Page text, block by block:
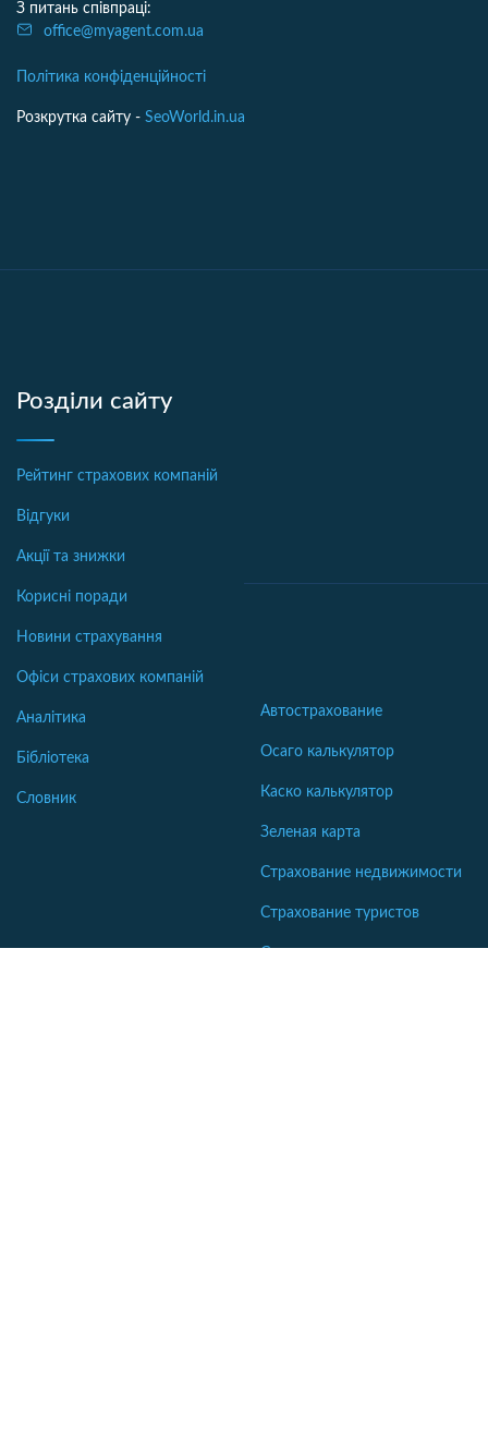
З питань співпраці:
office@myagent.com.ua
Політика конфіденційності
Розкрутка сайту - SeoWorld.in.ua
Розділи сайту
Рейтинг страхових компаній
Відгуки
Акції та знижки
Корисні поради
Новини страхування
Офіси страхових компаній
Аналітика
Бібліотека
Словник
Автострахование
Осаго калькулятор
Каско калькулятор
Зеленая карта
Страхование недвижимости
Страхование туристов